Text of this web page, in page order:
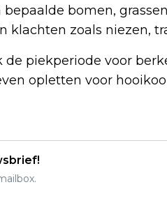
bomen,
klachten zoals niezen,
de piekperiode voor
opletten voor